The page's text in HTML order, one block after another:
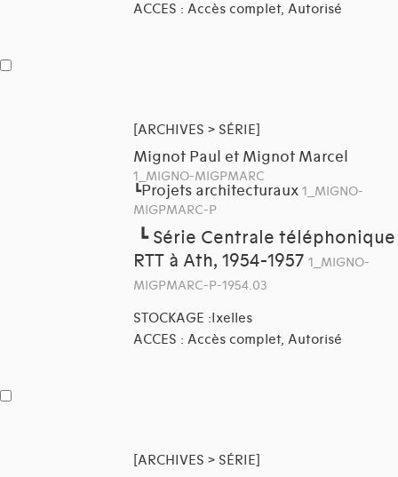
ACCES : Accès complet, Autorisé
[ARCHIVES > SÉRIE]
Mignot Paul et Mignot Marcel
1_MIGNO-MIGPMARC
┗Projets architecturaux 1_MIGNO-
MIGPMARC-P
┗ Série Centrale téléphonique
RTT à Ath, 1954-1957 1_MIGNO-
MIGPMARC-P-1954.03
STOCKAGE :Ixelles
ACCES : Accès complet, Autorisé
[ARCHIVES > SÉRIE]